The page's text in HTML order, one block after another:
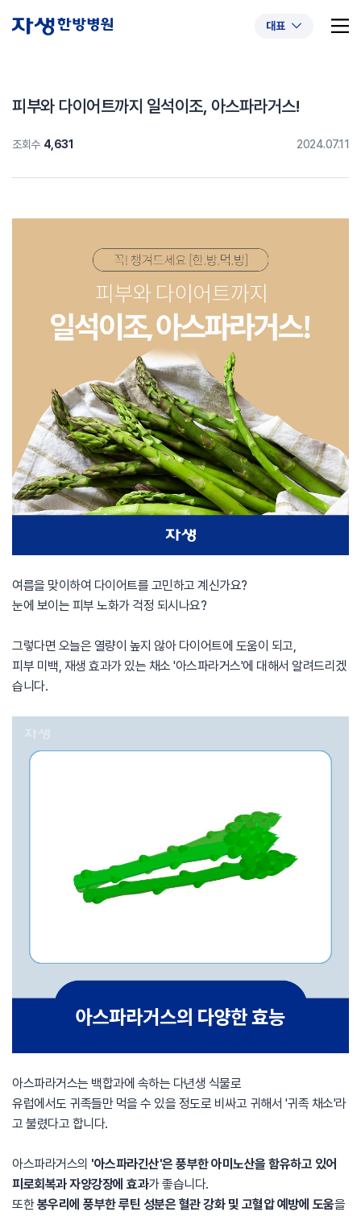
대표
추천 검색어
#교통사고후유증 #허리디스크 #목디스크
피부와 다이어트까지 일석이조, 아스파라거스!
조회수 4,631 2024.07.11
여름을 맞이하여 다이어트를 고민하고 계신가요?
눈에 보이는 피부 노화가 걱정 되시나요?
그렇다면 오늘은 열량이 높지 않아 다이어트에 도움이 되고,
피부 미백, 재생 효과가 있는 채소 '아스파라거스'에 대해서 알려드리겠
습니다.
아스파라거스는 백합과에 속하는 다년생 식물로
유럽에서도 귀족들만 먹을 수 있을 정도로 비싸고 귀해서 '귀족 채소'라
고 불렸다고 합니다.
아스파라거스의 '아스파라긴산'은 풍부한 아미노산을 함유하고 있어
피로회복과 자양강장에 효과가 좋습니다.
또한봉우리에 풍부한 루틴 성분은 혈관 강화 및 고혈압 예방에 도움을